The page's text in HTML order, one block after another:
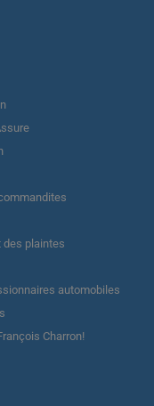
des plaintes
automobiles
Charron!